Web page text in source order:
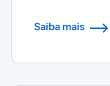
Saiba mais